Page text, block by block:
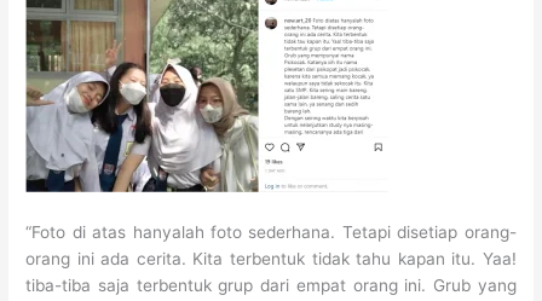
“Foto di atas hanyalah foto sederhana. Tetapi disetiap orang-
orang ini ada cerita. Kita terbentuk tidak tahu kapan itu. Yaa!
tiba-tiba saja terbentuk grup dari empat orang ini. Grub yang